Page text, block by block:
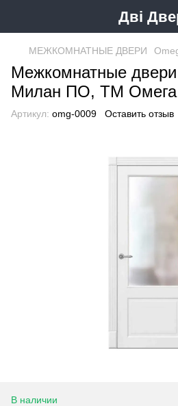
Дві
МЕЖКОМНАТНЫЕ ДВЕРИ
Межкомнатные
Милан ПО, ТМ Омега
Артикул: omg-0009 Оставить отзыв
В наличии